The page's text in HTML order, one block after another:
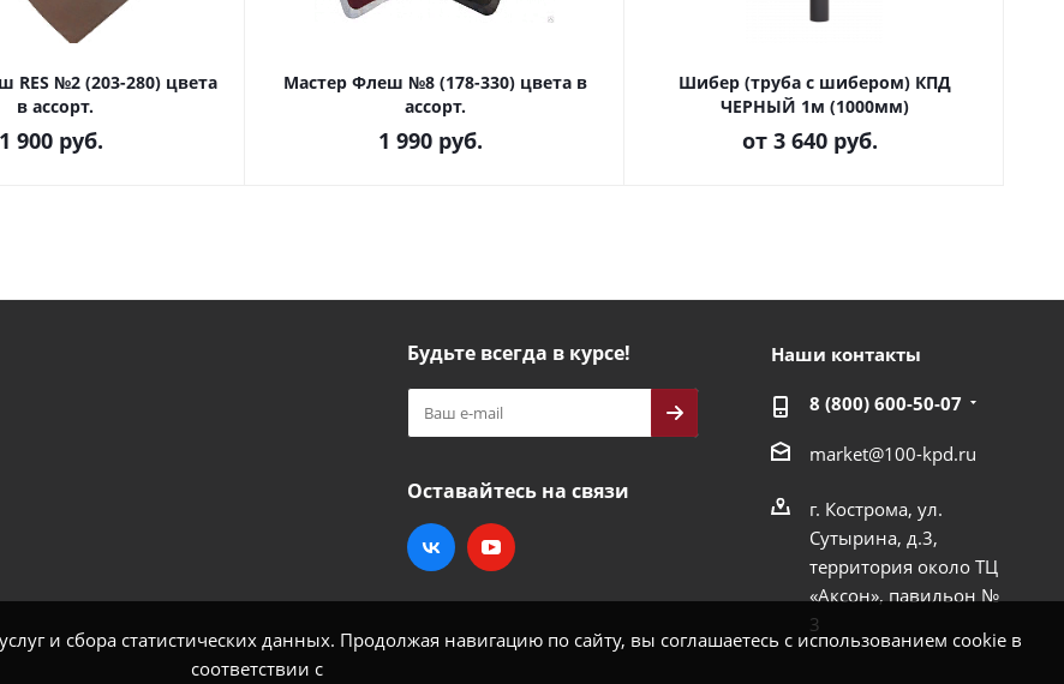
и сбора статистических данных. Продолжая навигацию по сайту, вы соглашаетесь с использованием cookie в
соответствии с
RES №2 (203-280) цвета
в ассорт.
1 900 руб.
Мастер Флеш №8 (178-330) цвета в
ассорт.
1 990 руб.
Шибер (труба с шибером) КПД
ЧЕРНЫЙ 1м (1000мм)
от 3 640 руб.
Будьте всегда в курсе!
Оставайтесь на связи
Наши контакты
8 (800) 600-50-07
market@100-kpd.ru
г. Кострома, ул.
Сутырина, д.3,
территория около ТЦ
«Аксон», павильон №
3